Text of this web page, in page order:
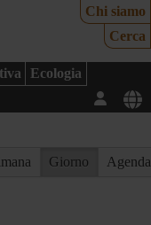
Chi siamo
Cerca
Ecologia
Giorno Agenda